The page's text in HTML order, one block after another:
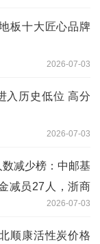
板十大匠心品牌
2026-07-03
入历史低位 高分
2026-07-03
数减少榜：中邮基
减员27人，浙商
-当前热议2026-07-03
顺康活性炭价格